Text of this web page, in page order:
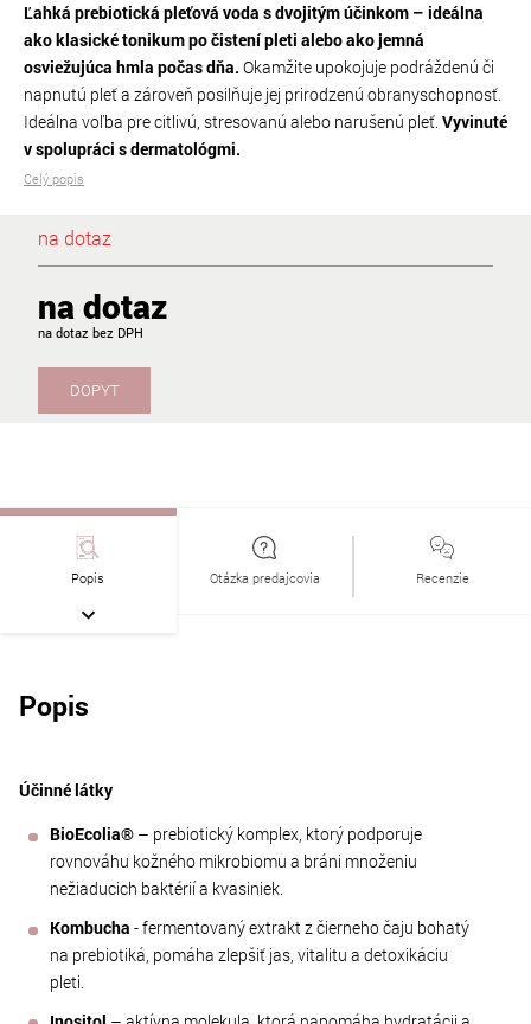
Ľahká prebiotická pleťová voda s dvojitým účinkom – ideálna
ako klasické tonikum po čistení pleti alebo ako jemná
osviežujúca hmla počas dňa. Okamžite upokojuje podráždenú či
napnutú pleť a zároveň posilňuje jej prirodzenú obranyschopnosť.
Ideálna voľba pre citlivú, stresovanú alebo narušenú pleť. Vyvinuté
v spolupráci s dermatológmi.
Celý popis
na dotaz
na dotaz
na dotaz
DOPYT
Popis Otázka predajcovia Recenzie
Popis
Účinné látky
BioEcolia® – prebiotický komplex, ktorý podporuje
rovnováhu kožného mikrobiomu a bráni množeniu
nežiaducich baktérií a kvasiniek.
Kombucha- fermentovaný extrakt z čierneho čaju bohatý
na prebiotiká, pomáha zlepšiť jas, vitalitu a detoxikáciu
pleti.